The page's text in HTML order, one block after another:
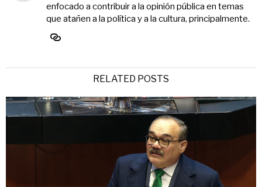
enfocado a contribuir a la opinión pública en temas
que atañen a la política y a la cultura, principalmente.
RELATED POSTS